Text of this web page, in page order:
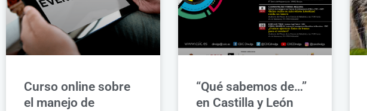
Curso online sobre
el manejo de
“Qué sabemos de…”
en Castilla y León